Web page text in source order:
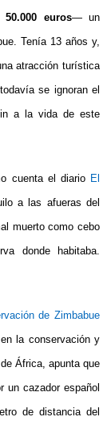
euros— un
Tenía 13 años y,
atracción turística
todavía se ignoran el
a la vida de este
cuenta el diario El
a las afueras del
muerto como cebo
donde habitaba.
de Zimbabue
la conservación y
África, apunta que
cazador español
de distancia del